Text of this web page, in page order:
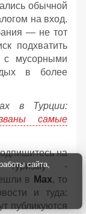
обычной
на вход.
— не тот
подхватить
с мусорными
в более
в Турции:
самые
на
-
в Мах, то
и туда:
публикуются
сайта,